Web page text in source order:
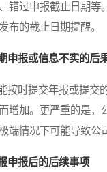
错过申报截止日期等
布的截止日期提醒。
申报或信息不实的后
时提交年报或提交的
增加。更严重的是，
端情况下可能导致公
申报后的后续事项